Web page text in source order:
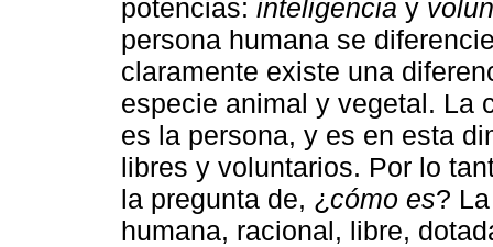
potencias: inteligencia y
persona humana se
claramente existe una
especie animal y vegetal. La
es la persona, y es en esta
libres y voluntarios. Por lo
la pregunta de, ¿cómo es?
humana, racional, libre,